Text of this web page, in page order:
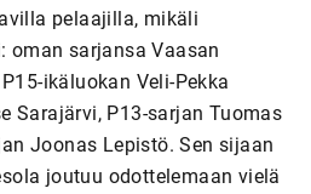
pelaajilla, mikäli
oman sarjansa Vaasan
ikäluokan Veli-Pekka
Sarajärvi, P13-sarjan Tuomas
Joonas Lepistö. Sen sijaan
joutuu odottelemaan vielä